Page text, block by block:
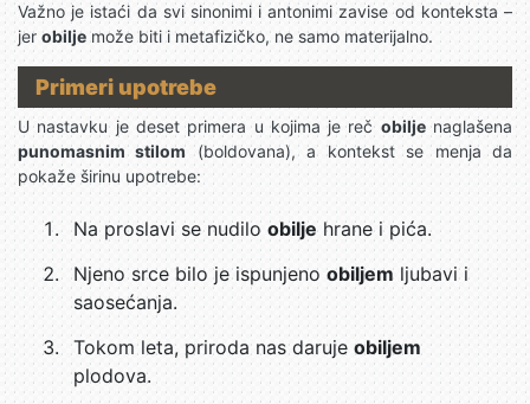
Važno je istaći da svi sinonimi i antonimi zavise od konteksta –
jer obiljemože biti i metafizičko, ne samo materijalno.
Primeri upotrebe
U nastavku je deset primera u kojima je reč obiljenaglašena
punomasnim stilom (boldovana), a kontekst se menja da
pokaže širinu upotrebe:
Na proslavi se nudilo obiljehrane i pića.
Njeno srce bilo je ispunjeno obiljem ljubavi i
saosećanja.
Tokom leta, priroda nas daruje obiljem
plodova.